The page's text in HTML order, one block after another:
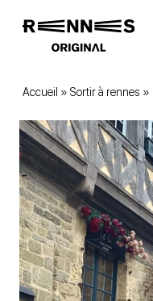
Accueil » Sortir à rennes »